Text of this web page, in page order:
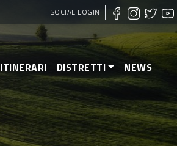
SOCIAL LOGIN
ITINERARI DISTRETTI NEWS